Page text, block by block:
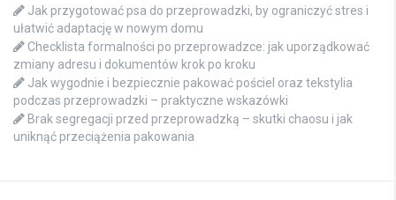
Jak przygotować psa do przeprowadzki, by ograniczyć stres i
ułatwić adaptację w nowym domu
Checklista formalności po przeprowadzce: jak uporządkować
zmiany adresu i dokumentów krok po kroku
Jak wygodnie i bezpiecznie pakować pościel oraz tekstylia
podczas przeprowadzki – praktyczne wskazówki
Brak segregacji przed przeprowadzką – skutki chaosu i jak
uniknąć przeciążenia pakowania